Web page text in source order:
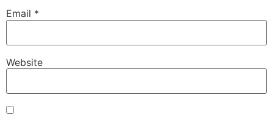
Email *
Website